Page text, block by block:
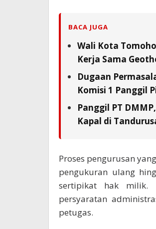
BACA JUGA
Wali Kota
Kerja Sama
Dugaan
Komisi 1 Panggil
Panggil PT
Kapal di
Proses pengurusan
pengukuran ulang
sertipikat hak milik.
persyaratan
petugas.